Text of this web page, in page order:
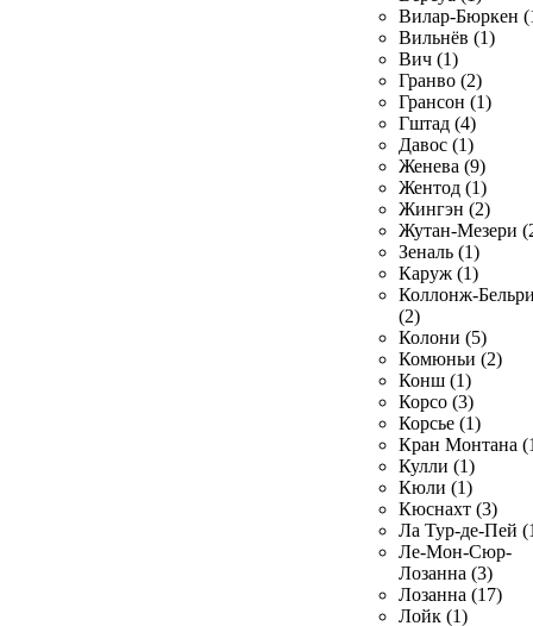
Вилар-Бюркен
Вильнёв (1)
Вич (1)
Гранво (2)
Грансон (1)
Гштад (4)
Давос (1)
Женева (9)
Жентод (1)
Жингэн (2)
Жутан-Мезери
Зеналь (1)
Каруж (1)
Коллонж-
(2)
Колони (5)
Комюньи (2)
Конш (1)
Корсо (3)
Корсье (1)
Кран Монтана
Кулли (1)
Кюли (1)
Кюснахт (3)
Ла Тур-де-Пей
Ле-Мон-Сюр-
Лозанна (3)
Лозанна (17)
Лойк (1)